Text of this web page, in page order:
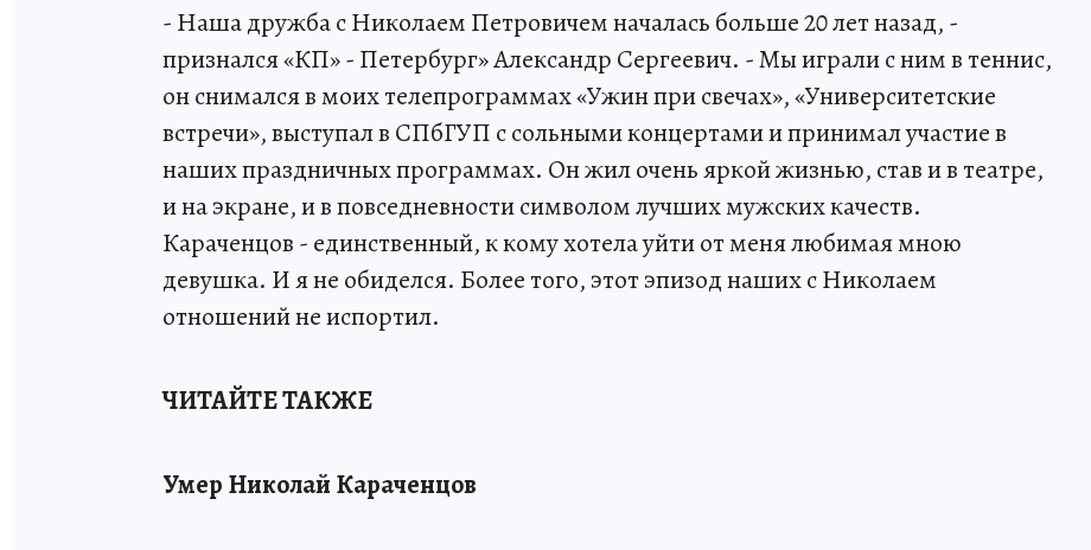
- Наша дружба с Николаем Петровичем началась больше 20 лет назад, -
признался «КП» - Петербург» Александр Сергеевич. - Мы играли с ним в теннис,
он снимался в моих телепрограммах «Ужин при свечах», «Университетские
встречи», выступал в СПбГУП с сольными концертами и принимал участие в
наших праздничных программах. Он жил очень яркой жизнью, став и в театре,
и на экране, и в повседневности символом лучших мужских качеств.
Караченцов - единственный, к кому хотела уйти от меня любимая мною
девушка. И я не обиделся. Более того, этот эпизод наших с Николаем
отношений не испортил.
ЧИТАЙТЕ ТАКЖЕ
Умер Николай Караченцов